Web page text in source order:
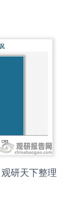
研天下整理